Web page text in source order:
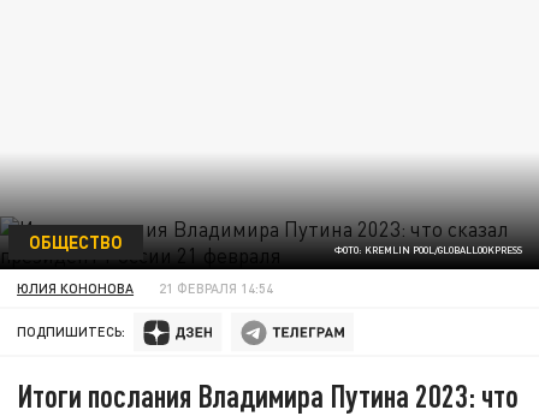
ФОТО: KREMLIN POOL/GLOBALLOOKPRESS
ОБЩЕСТВО
ЮЛИЯ КОНОНОВА 21 ФЕВРАЛЯ 14:54
ПОДПИШИТЕСЬ:
Итоги послания Владимира Путина 2023: что